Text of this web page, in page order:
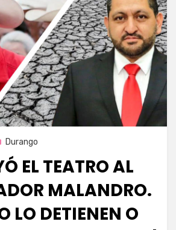
Durango
EL TEATRO AL
MALANDRO.
LO DETIENEN O